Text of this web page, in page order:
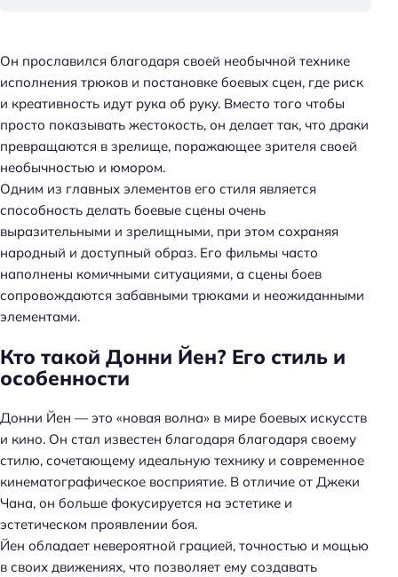
Он прославился благодаря своей необычной технике
исполнения трюков и постановке боевых сцен, где риск
и креативность идут рука об руку. Вместо того чтобы
просто показывать жестокость, он делает так, что драки
превращаются в зрелище, поражающее зрителя своей
необычностью и юмором.
Одним из главных элементов его стиля является
способность делать боевые сцены очень
выразительными и зрелищными, при этом сохраняя
народный и доступный образ. Его фильмы часто
наполнены комичными ситуациями, а сцены боев
сопровождаются забавными трюками и неожиданными
элементами.
Кто такой Донни Йен? Его стиль и
особенности
Донни Йен — это «новая волна» в мире боевых искусств
и кино. Он стал известен благодаря благодаря своему
стилю, сочетающему идеальную технику и современное
кинематографическое восприятие. В отличие от Джеки
Чана, он больше фокусируется на эстетике и
эстетическом проявлении боя.
Йен обладает невероятной грацией, точностью и мощью
в своих движениях, что позволяет ему создавать